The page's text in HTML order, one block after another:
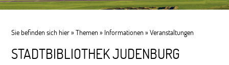
Sie befinden sich hier »Themen» Informationen»Veranstaltungen
STADTBIBLIOTHEK JUDENBURG